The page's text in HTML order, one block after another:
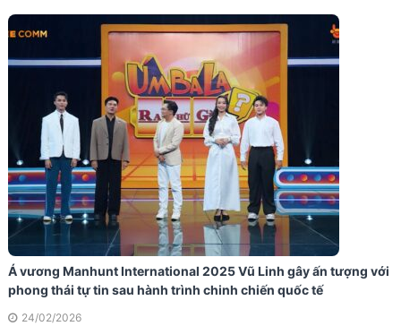
Á vương Manhunt International 2025 Vũ Linh gây ấn tượng với
phong thái tự tin sau hành trình chinh chiến quốc tế
24/02/2026